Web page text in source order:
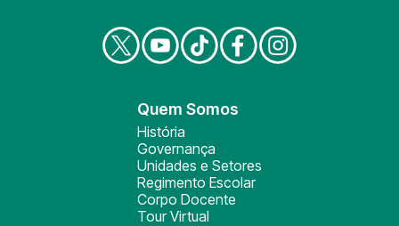
Quem Somos
História
Governança
Unidades e Setores
Regimento Escolar
Corpo Docente
Tour Virtual